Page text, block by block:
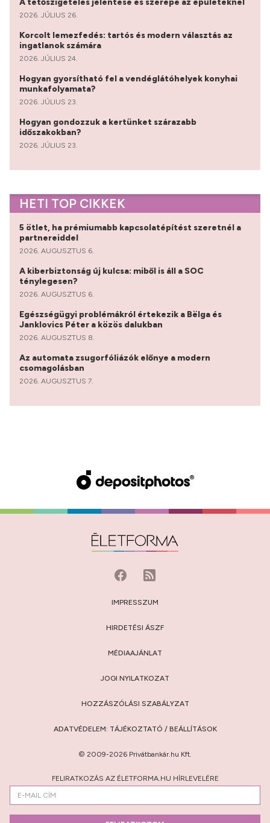
2026. JÚLIUS 26.
Korcolt lemezfedés: tartós és modern választás az
ingatlanok számára
2026. JÚLIUS 24.
Hogyan gyorsítható fel a vendéglátóhelyek konyhai
munkafolyamata?
2026. JÚLIUS 23.
Hogyan gondozzuk a kertünket szárazabb
időszakokban?
2026. JÚLIUS 23.
HETI TOP CIKKEK
5 ötlet, ha prémiumabb kapcsolatépítést szeretnél a
partnereiddel
2026. AUGUSZTUS 6.
A kiberbiztonság új kulcsa: miből is áll a SOC
ténylegesen?
2026. AUGUSZTUS 6.
Egészségügyi problémákról értekezik a Bëlga és
Janklovics Péter a közös dalukban
2026. AUGUSZTUS 8.
Az automata zsugorfóliázók előnye a modern
csomagolásban
2026. AUGUSZTUS 7.
IMPRESSZUM
HIRDETÉSI ÁSZF
MÉDIAAJÁNLAT
JOGI NYILATKOZAT
HOZZÁSZÓLÁSI SZABÁLYZAT
ADATVÉDELEM: TÁJÉKOZTATÓ / BEÁLLÍTÁSOK
© 2009-2026 Privátbankár.hu Kft.
FELIRATKOZÁS AZ ÉLETFORMA.HU HÍRLEVELÉRE